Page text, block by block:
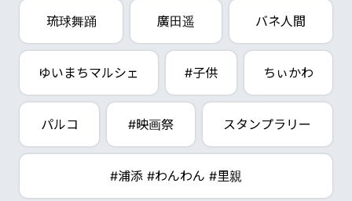
琉球舞踊 廣田遥 バネ人間
ゆいまちマルシェ #子供 ちぃかわ
パルコ #映画祭 スタンプラリー
#浦添 #わんわん #里親